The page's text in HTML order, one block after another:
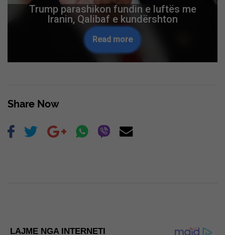
Trump parashikon fundin e luftës me
Iranin, Qalibaf e kundërshton
Read more
Share Now
LAJME NGA INTERNETI